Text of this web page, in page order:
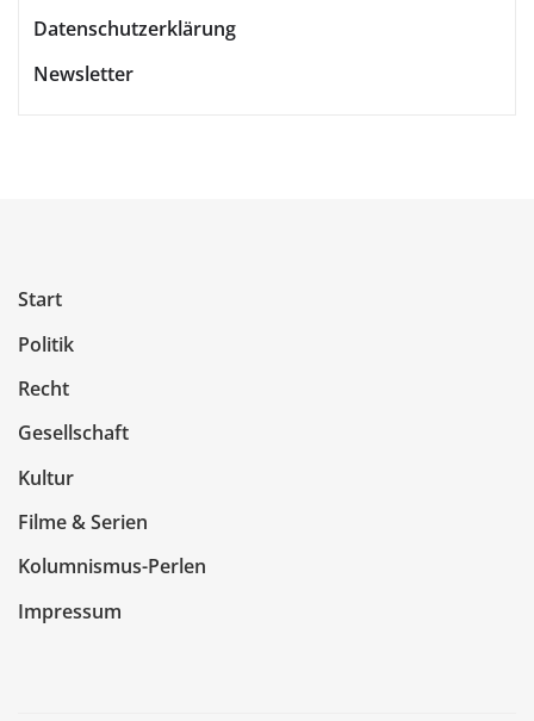
Datenschutzerklärung
Newsletter
Start
Politik
Recht
Gesellschaft
Kultur
Filme & Serien
Kolumnismus-Perlen
Impressum